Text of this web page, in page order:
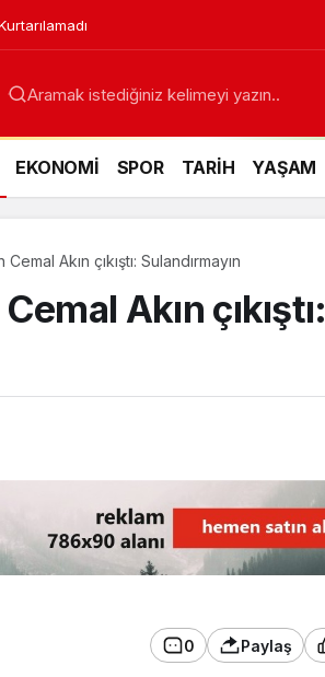
Aramak istediğiniz kelimeyi yazın..
EKONOMİ SPOR TARİH YAŞAM
Akın çıkıştı: Sulandırmayın
Akın çıkıştı:
0 Paylaş
3. SAYFA
tatile gelmişti!
Kurtarılamadı